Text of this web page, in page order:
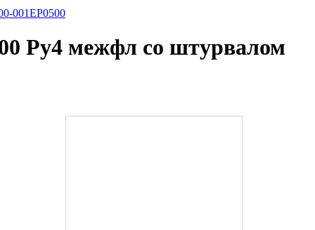
001EP0500
Ру4 межфл со штурвалом